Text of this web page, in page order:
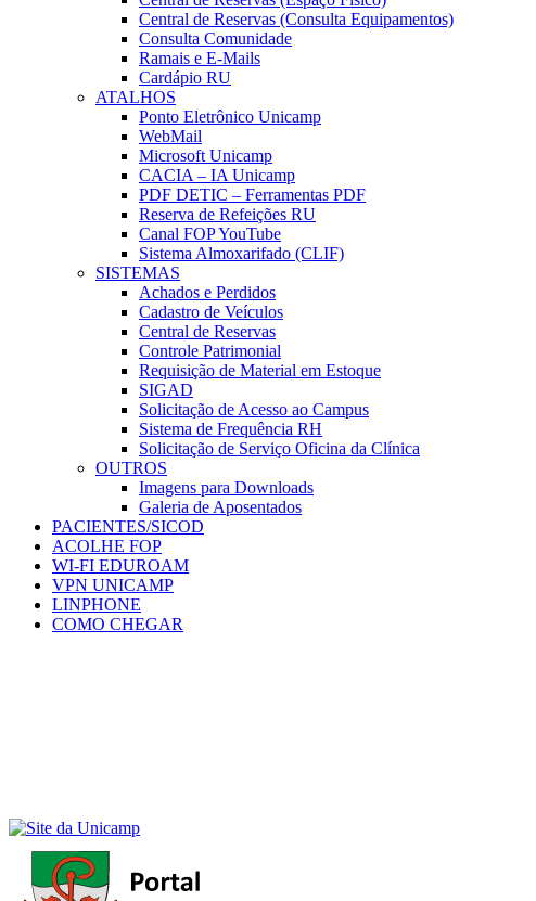
Central de Reservas (Consulta Equipamentos)
Consulta Comunidade
Ramais e E-Mails
Cardápio RU
ATALHOS
Ponto Eletrônico Unicamp
WebMail
Microsoft Unicamp
CACIA – IA Unicamp
PDF DETIC – Ferramentas PDF
Reserva de Refeições RU
Canal FOP YouTube
Sistema Almoxarifado (CLIF)
SISTEMAS
Achados e Perdidos
Cadastro de Veículos
Central de Reservas
Controle Patrimonial
Requisição de Material em Estoque
SIGAD
Solicitação de Acesso ao Campus
Sistema de Frequência RH
Solicitação de Serviço Oficina da Clínica
OUTROS
Imagens para Downloads
Galeria de Aposentados
PACIENTES/SICOD
ACOLHE FOP
WI-FI EDUROAM
VPN UNICAMP
LINPHONE
COMO CHEGAR